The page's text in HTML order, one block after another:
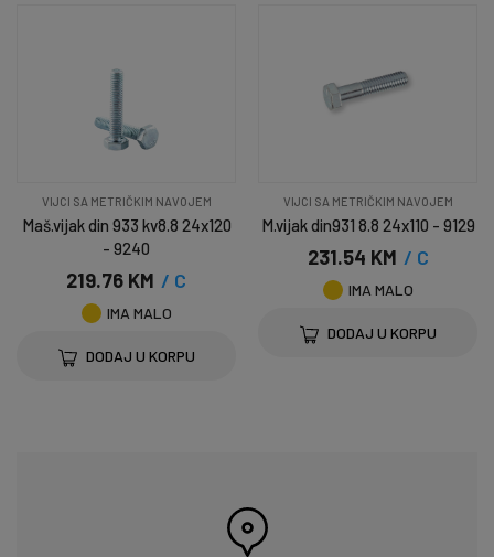
VIJCI SA METRIČKIM NAVOJEM
Maš.vijak din 933 kv8.8 24x120
- 9240
219.76 KM / C
IMA MALO
DODAJ U KORPU
VIJCI SA METRIČKIM NAVOJEM
M.vijak din931 8.8 24x110 - 9129
231.54 KM / C
IMA MALO
DODAJ U KORPU